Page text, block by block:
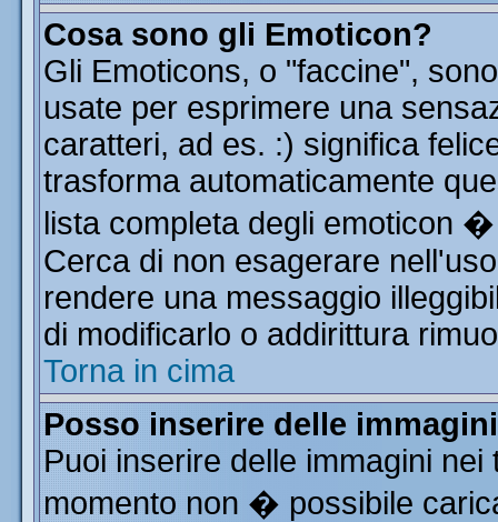
Cosa sono gli Emoticon?
Gli Emoticons, o "faccine",
usate per esprimere una
caratteri, ad es. :) significa
trasforma automaticamente
lista completa degli emoticon
Cerca di non esagerare
rendere una messaggio
di modificarlo o addirittura
Torna in cima
Posso inserire delle
Puoi inserire delle immagini
momento non � possibile